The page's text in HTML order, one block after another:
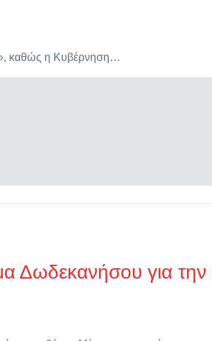
καθώς η Κυβέρνηση…
Δωδεκανήσου για την